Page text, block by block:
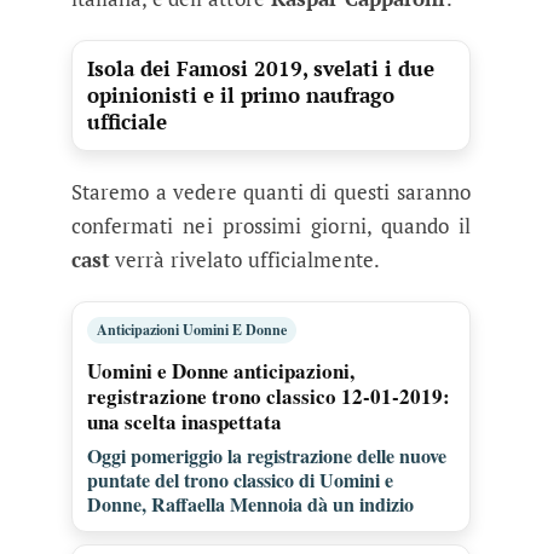
Isola dei Famosi 2019, svelati i due
opinionisti e il primo naufrago
ufficiale
Staremo a vedere quanti di questi saranno
confermati nei prossimi giorni, quando il
castverrà rivelato ufficialmente.
Anticipazioni Uomini E Donne
Uomini e Donne anticipazioni,
registrazione trono classico 12-01-2019:
una scelta inaspettata
Oggi pomeriggio la registrazione delle nuove
puntate del trono classico di Uomini e
Donne, Raffaella Mennoia dà un indizio